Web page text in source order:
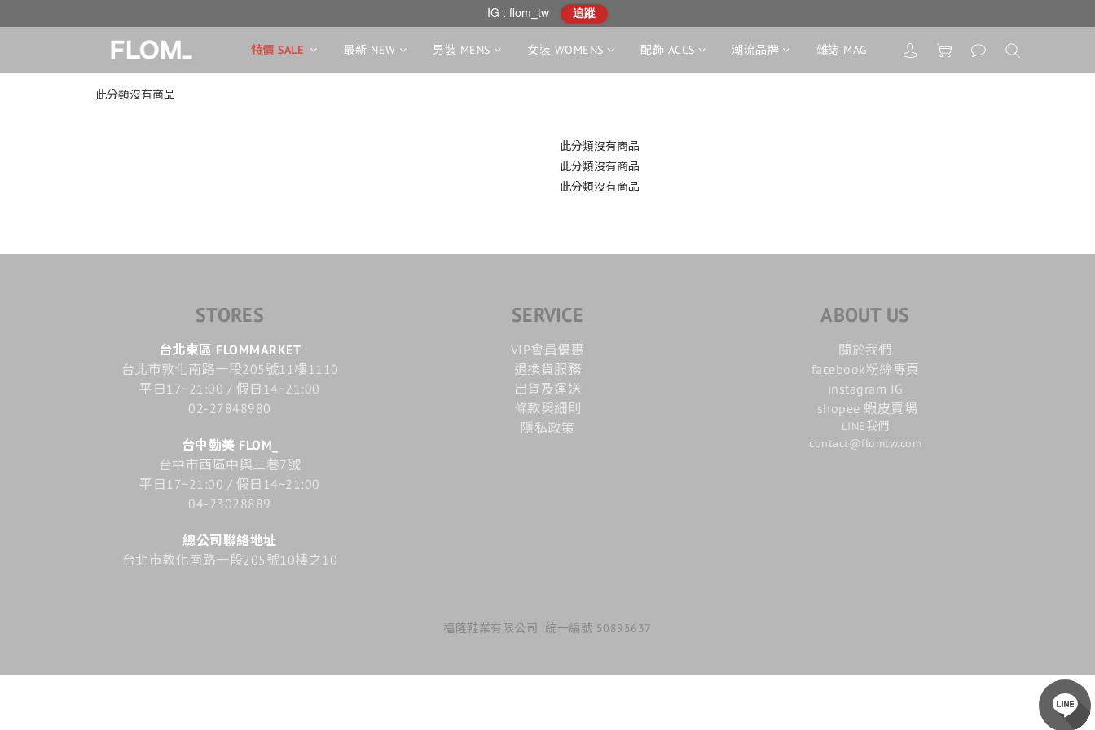
特價 SALE 最新 NEW 男裝 MENS 女裝 WOMENS 配飾 ACCS 潮流品牌 雜誌 MAG
此分類沒有商品
此分類沒有商品
此分類沒有商品
此分類沒有商品
STORES
台北東區 FLOMMARKET
台北市敦化南路一段205號11樓1110
平日17~21:00 / 假日14~21:00
02-27848980
台中勤美 FLOM_
台中市西區中興三巷7號
平日17~21:00 / 假日14~21:00
04-23028889
總公司聯絡地址
台北市敦化南路一段205號10樓之10
SERVICE
VIP會員優惠
退換貨服務
出貨及運送
條款與細則
隱私政策
ABOUT US
關於我們
facebook粉絲專頁
instagram IG
shopee 蝦皮賣場
LINE我們
contact@flomtw.com
福隆鞋業有限公司 統一編號 50895637
IG : flom_tw 追蹤